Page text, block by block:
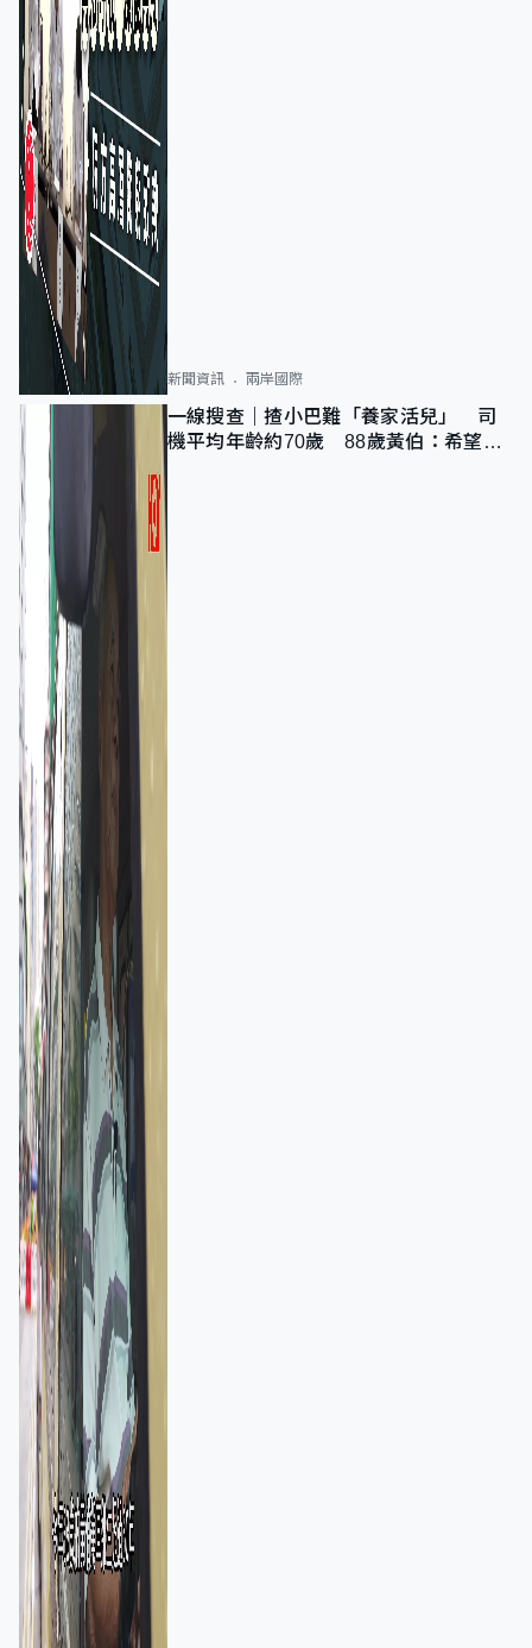
新聞資訊 兩岸國際
一線搜查｜揸小巴難「養家活兒」 司
機平均年齡約70歲 88歲黃伯：希望一